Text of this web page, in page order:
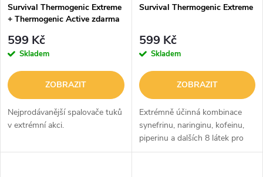
Survival Thermogenic Extreme
+ Thermogenic Active zdarma
599 Kč
Skladem
ZOBRAZIT
Nejprodávanější spalovače tuků
v extrémní akci.
Survival Thermogenic Extreme
599 Kč
Skladem
ZOBRAZIT
Extrémně účinná kombinace
synefrinu, naringinu, kofeinu,
piperinu a dalších 8 látek pro
redukci hmotnosti.